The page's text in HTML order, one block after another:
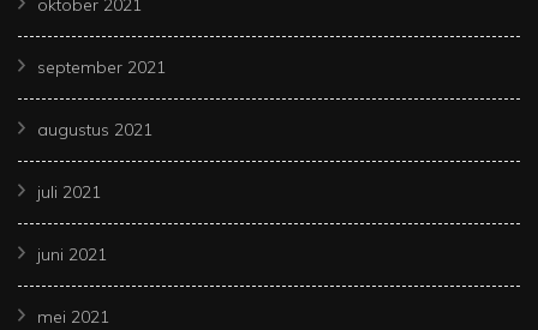
oktober 2021
september 2021
augustus 2021
juli 2021
juni 2021
mei 2021